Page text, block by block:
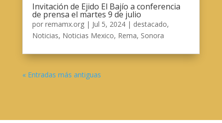
Invitación de Ejido El Bajío a conferencia
de prensa el martes 9 de julio
por remamx.org| Jul 5, 2024| destacado,
Noticias, Noticias Mexico, Rema, Sonora
« Entradas más antiguas